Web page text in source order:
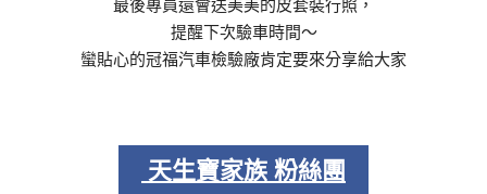
最後專員還會送美美的皮套裝行照，
提醒下次驗車時間～
蠻貼心的冠福汽車檢驗廠肯定要來分享給大家
天生寶家族 粉絲團